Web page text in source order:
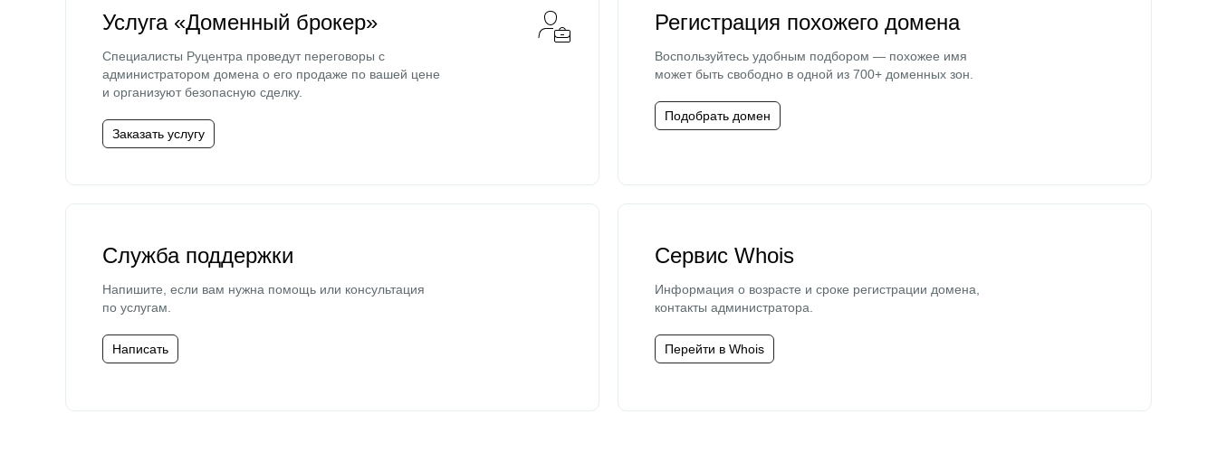
Услуга «Доменный брокер»
Специалисты Руцентра проведут переговоры с
администратором домена о его продаже по вашей цене
и организуют безопасную сделку.
Заказать услугу
Регистрация похожего домена
Воспользуйтесь удобным подбором — похожее имя
может быть свободно в одной из 700+ доменных зон.
Подобрать домен
Служба поддержки
Напишите, если вам нужна помощь или консультация
по услугам.
Написать
Сервис Whois
Информация о возрасте и сроке регистрации домена,
контакты администратора.
Перейти в Whois